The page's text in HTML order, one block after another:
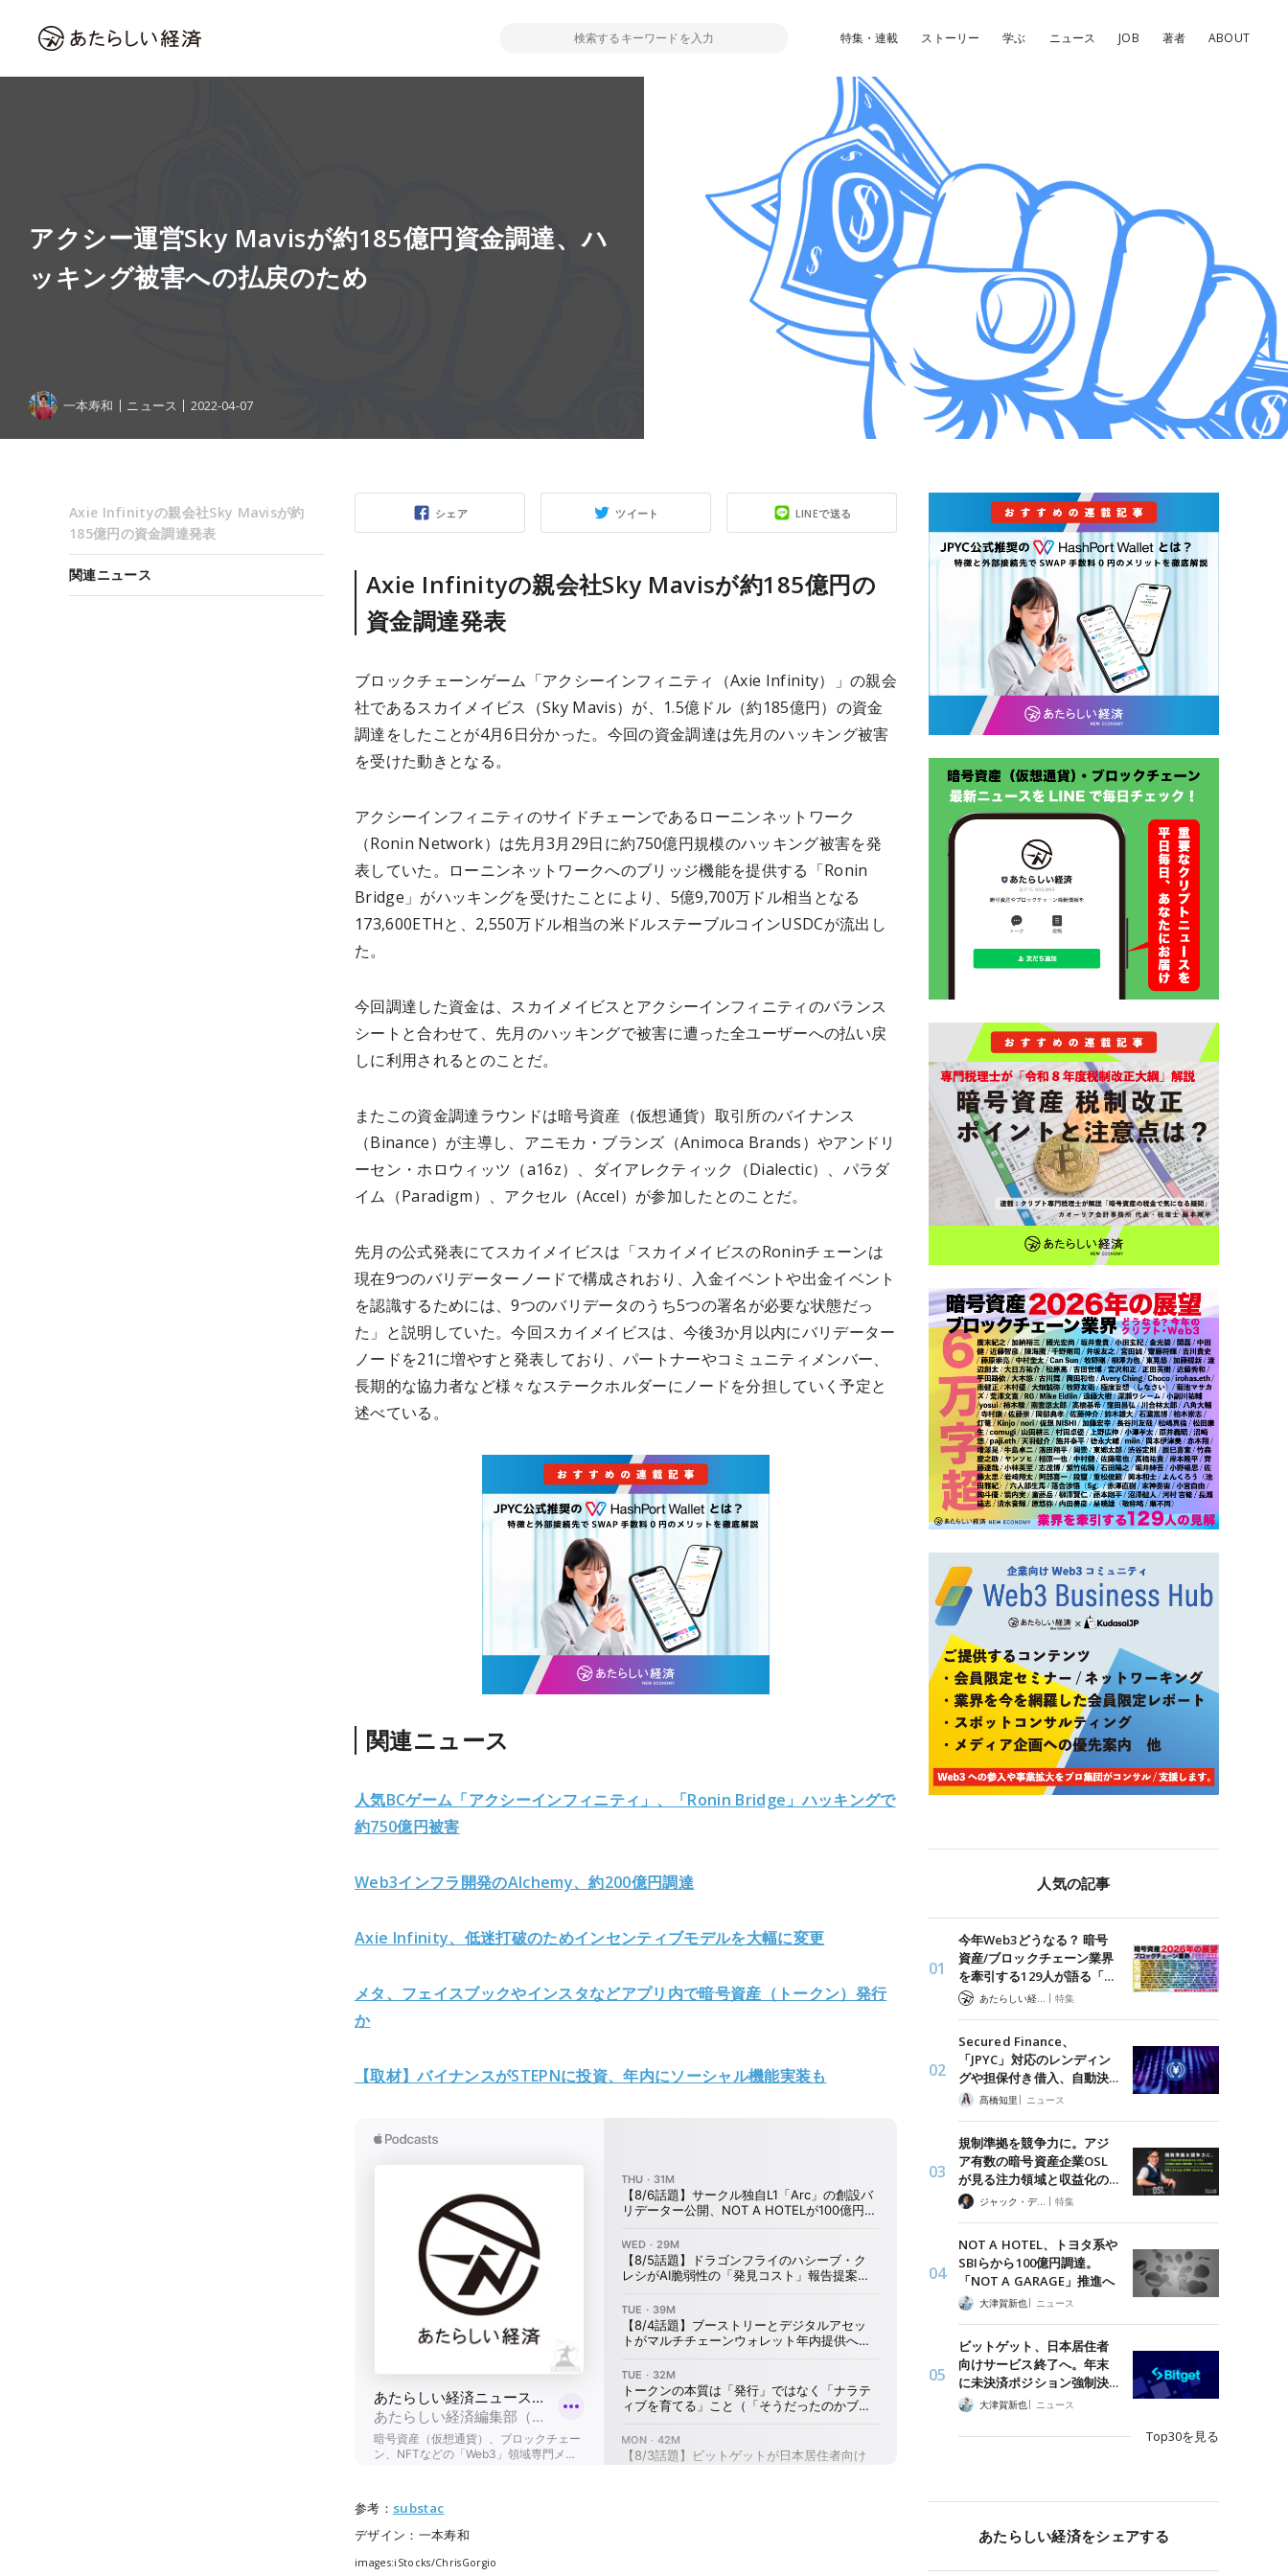
特集・連載 ストーリー 学ぶ ニュース JOB 著者 ABOUT
アクシー運営Sky Mavisが約185億円資金調達、ハ
ッキング被害への払戻のため
一本寿和 ニュース 2022-04-07
シェア ツイート LINEで送る
Axie Infinityの親会社Sky Mavisが約185億円の
資金調達発表
ブロックチェーンゲーム「アクシーインフィニティ（Axie Infinity）」の親会
社であるスカイメイビス（Sky Mavis）が、1.5億ドル（約185億円）の資金
調達をしたことが4月6日分かった。今回の資金調達は先月のハッキング被害
を受けた動きとなる。
アクシーインフィニティのサイドチェーンであるローニンネットワーク
（Ronin Network）は先月3月29日に約750億円規模のハッキング被害を発
表していた。ローニンネットワークへのブリッジ機能を提供する「Ronin
Bridge」がハッキングを受けたことにより、5億9,700万ドル相当となる
173,600ETHと、2,550万ドル相当の米ドルステーブルコインUSDCが流出し
た。
今回調達した資金は、スカイメイビスとアクシーインフィニティのバランス
シートと合わせて、先月のハッキングで被害に遭った全ユーザーへの払い戻
しに利用されるとのことだ。
またこの資金調達ラウンドは暗号資産（仮想通貨）取引所のバイナンス
（Binance）が主導し、アニモカ・ブランズ（Animoca Brands）やアンドリ
ーセン・ホロウィッツ（a16z）、ダイアレクティック（Dialectic）、パラダ
イム（Paradigm）、アクセル（Accel）が参加したとのことだ。
先月の公式発表にてスカイメイビスは「スカイメイビスのRoninチェーンは
現在9つのバリデーターノードで構成されおり、入金イベントや出金イベント
を認識するためには、9つのバリデータのうち5つの署名が必要な状態だっ
た」と説明していた。今回スカイメイビスは、今後3か月以内にバリデーター
ノードを21に増やすと発表しており、パートナーやコミュニティメンバー、
長期的な協力者など様々なステークホルダーにノードを分担していく予定と
述べている。
関連ニュース
人気BCゲーム「アクシーインフィニティ」、「Ronin Bridge」ハッキングで
約750億円被害
Web3インフラ開発のAlchemy、約200億円調達
Axie Infinity、低迷打破のためインセンティブモデルを大幅に変更
メタ、フェイスブックやインスタなどアプリ内で暗号資産（トークン）発行
か
【取材】バイナンスがSTEPNに投資、年内にソーシャル機能実装も
参考： substac
デザイン：一本寿和
images:iStocks/ChrisGorgio
Axie Infinityの親会社Sky Mavisが約
185億円の資金調達発表
関連ニュース
人気の記事
今年Web3どうなる？ 暗号
資産/ブロックチェーン業界
を牽引する129人が語る「…
| 特集
Secured Finance、
「JPYC」対応のレンディン
グや担保付き借入、自動決…
髙橋知里 | ニュース
規制準拠を競争力に。アジ
ア有数の暗号資産企業OSL
が見る注力領域と収益化の…
ジャック・デロン（Jack Derong） | 特集
NOT A HOTEL、トヨタ系や
SBIらから100億円調達。
「NOT A GARAGE」推進へ
大津賀新也| ニュース
ビットゲット、日本居住者
向けサービス終了へ。年末
に未決済ポジション強制決…
大津賀新也| ニュース
Top30を見る
あたらしい経済をシェアする